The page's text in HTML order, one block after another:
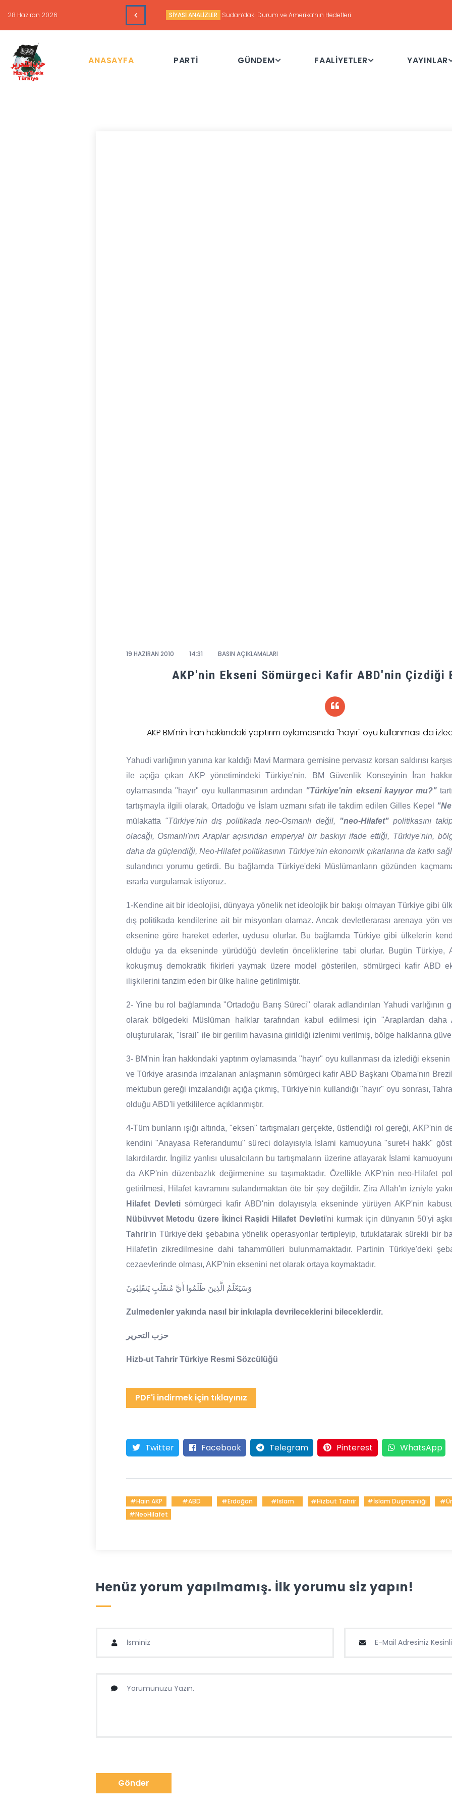
16 Haziran 2026 HAFTALIK GÜNDEM DEĞERLENDİRME Haftalık Değerlendirme Toplantısı - 21 Temmuz 2026
ANASAYFA PARTİ GÜNDEM FAALİYETLER YAYINLAR
19 HAZIRAN 2010 14:31 BASIN AÇIKLAMALARI
AKP'nin Ekseni Sömürgeci Kafir ABD'nin Çizdiği
AKP BM'nin İran hakkındaki yaptırım oylamasında "hayır" oyu kullanması da
Yahudi varlığının yanına kar kaldığı Mavi Marmara gemisine pervasız korsan saldırısı
ile açığa çıkan AKP yönetimindeki Türkiye'nin, BM Güvenlik Konseyinin İran
oylamasında "hayır" oyu kullanmasının ardından "Türkiye'nin ekseni kayıyor mu?"
tartışmayla ilgili olarak, Ortadoğu ve İslam uzmanı sıfatı ile takdim edilen Gilles Kepel
mülakatta "Türkiye'nin dış politikada neo-Osmanlı değil, "neo-Hilafet" politikasını
olacağı, Osmanlı'nın Araplar açısından emperyal bir baskıyı ifade ettiği, Türkiye'nin,
daha da güçlendiği, Neo-Hilafet politikasının Türkiye'nin ekonomik çıkarlarına da katkı
sulandırıcı yorumu getirdi. Bu bağlamda Türkiye'deki Müslümanların gözünden
ısrarla vurgulamak istiyoruz.
1-Kendine ait bir ideolojisi, dünyaya yönelik net ideolojik bir bakışı olmayan Türkiye gibi
dış politikada kendilerine ait bir misyonları olamaz. Ancak devletlerarası arenaya yön
eksenine göre hareket ederler, uydusu olurlar. Bu bağlamda Türkiye gibi ülkelerin
olduğu ya da ekseninde yürüdüğü devletin önceliklerine tabi olurlar. Bugün Türkiye,
kokuşmuş demokratik fikirleri yaymak üzere model gösterilen, sömürgeci kafir ABD
ilişkilerini tanzim eden bir ülke haline getirilmiştir.
2- Yine bu rol bağlamında "Ortadoğu Barış Süreci" olarak adlandırılan Yahudi
olarak bölgedeki Müslüman halklar tarafından kabul edilmesi için "Araplardan
oluşturularak, "İsrail" ile bir gerilim havasına girildiği izlenimi verilmiş, bölge halklarına güven
3- BM'nin İran hakkındaki yaptırım oylamasında "hayır" oyu kullanması da izlediği
ve Türkiye arasında imzalanan anlaşmanın sömürgeci kafir ABD Başkanı Obama'nın
mektubun gereği imzalandığı açığa çıkmış, Türkiye'nin kullandığı "hayır" oyu sonrası,
olduğu ABD'li yetkililerce açıklanmıştır.
4-Tüm bunların ışığı altında, "eksen" tartışmaları gerçekte, üstlendiği rol gereği, AKP'nin
kendini "Anayasa Referandumu" süreci dolayısıyla İslami kamuoyuna "suret-i hakk"
lakırdılardır. İngiliz yanlısı ulusalcıların bu tartışmaların üzerine atlayarak İslami
da AKP'nin düzenbazlık değirmenine su taşımaktadır. Özellikle AKP'nin neo-Hilafet
getirilmesi, Hilafet kavramını sulandırmaktan öte bir şey değildir. Zira Allah'ın izniyle
Hilafet Devletisömürgeci kafir ABD'nin dolayısıyla ekseninde yürüyen AKP'nin
Nübüvvet Metodu üzere İkinci Raşidi Hilafet Devleti'ni kurmak için dünyanın 50'yi
Tahrir'in Türkiye'deki şebabına yönelik operasyonlar tertipleyip, tutuklatarak sürekli bir
Hilafet'in zikredilmesine dahi tahammülleri bulunmamaktadır. Partinin Türkiye'deki
cezaevlerinde olması, AKP'nin eksenini net olarak ortaya koymaktadır.
وَسَيَعْلَمُ الَّذِينَ ظَلَمُوا أَيَّ مُنقَلَبٍ يَنقَلِبُونَ
Zulmedenler yakında nasıl bir inkılapla devrileceklerini bileceklerdir.
حزب التحرير
Hizb-ut Tahrir Türkiye Resmi Sözcülüğü
PDF'i indirmek için tıklayınız
Twitter Facebook Telegram Pinterest WhatsApp
#hain AKP #ABD #erdoğan #islam #Hizbut Tahrir #İslam Duşmanlığı
#neoHilafet
Henüz yorum yapılmamış. İlk yorumu siz yapın!
Gönder